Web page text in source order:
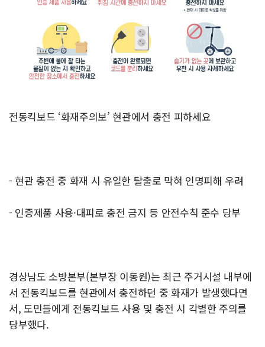
전동킥보드 ‘화재주의보’ 현관에서 충전 피하세요
- 현관 충전 중 화재 시 유일한 탈출로 막혀 인명피해 우려
- 인증제품 사용·대피로 충전 금지 등 안전수칙 준수 당부
경상남도 소방본부(본부장 이동원)는 최근 주거시설 내부에
서 전동킥보드를 현관에서 충전하던 중 화재가 발생했다면
서, 도민들에게 전동킥보드 사용 및 충전 시 각별한 주의를
당부했다.